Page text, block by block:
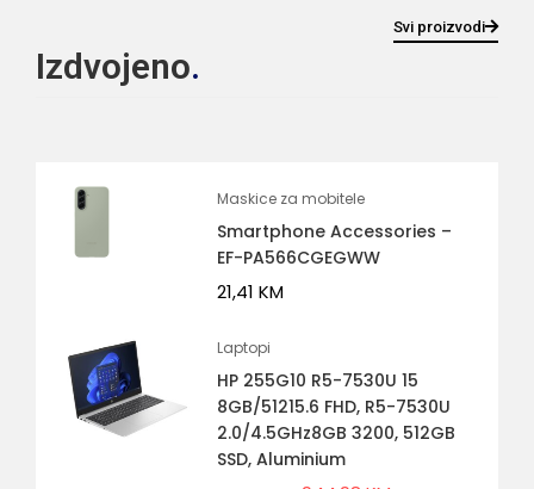
Svi proizvodi
Izdvojeno
Maskice za mobitele
Smartphone Accessories –
EF-PA566CGEGWW
21,41 KM
Laptopi
HP 255G10 R5-7530U 15
8GB/51215.6 FHD, R5-7530U
2.0/4.5GHz8GB 3200, 512GB
SSD, Aluminium